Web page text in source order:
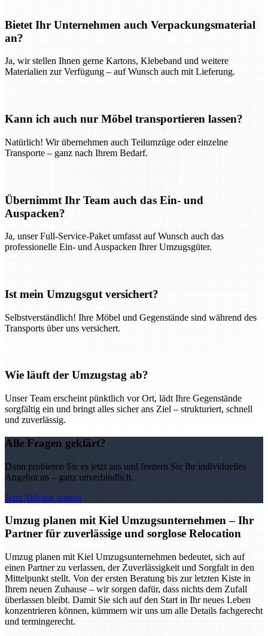
Bietet Ihr Unternehmen auch Verpackungsmaterial
an?
Ja, wir stellen Ihnen gerne Kartons, Klebeband und weitere
Materialien zur Verfügung – auf Wunsch auch mit Lieferung.
Kann ich auch nur Möbel transportieren lassen?
Natürlich! Wir übernehmen auch Teilumzüge oder einzelne
Transporte – ganz nach Ihrem Bedarf.
Übernimmt Ihr Team auch das Ein- und
Auspacken?
Ja, unser Full-Service-Paket umfasst auf Wunsch auch das
professionelle Ein- und Auspacken Ihrer Umzugsgüter.
Ist mein Umzugsgut versichert?
Selbstverständlich! Ihre Möbel und Gegenstände sind während des
Transports über uns versichert.
Wie läuft der Umzugstag ab?
Unser Team erscheint pünktlich vor Ort, lädt Ihre Gegenstände
sorgfältig ein und bringt alles sicher ans Ziel – strukturiert, schnell
und zuverlässig.
Alle Fragen geklärt?
Dann probieren Sie es jetzt aus und fordern Sie Ihr individuelles
Angebot an – ganz unverbindlich.
Jetzt Anfrage starten
Umzug planen mit Kiel Umzugsunternehmen – Ihr
Partner für zuverlässige und sorglose Relocation
Umzug planen mit Kiel Umzugsunternehmen bedeutet, sich auf
einen Partner zu verlassen, der Zuverlässigkeit und Sorgfalt in den
Mittelpunkt stellt. Von der ersten Beratung bis zur letzten Kiste in
Ihrem neuen Zuhause – wir sorgen dafür, dass nichts dem Zufall
überlassen bleibt. Damit Sie sich auf den Start in Ihr neues Leben
konzentrieren können, kümmern wir uns um alle Details fachgerecht
und termingerecht.